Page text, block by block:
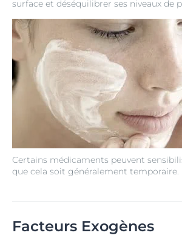
surface et déséquilibrer ses niveaux de
Certains médicaments peuvent
que cela soit généralement temporaire.
Facteurs Exogènes